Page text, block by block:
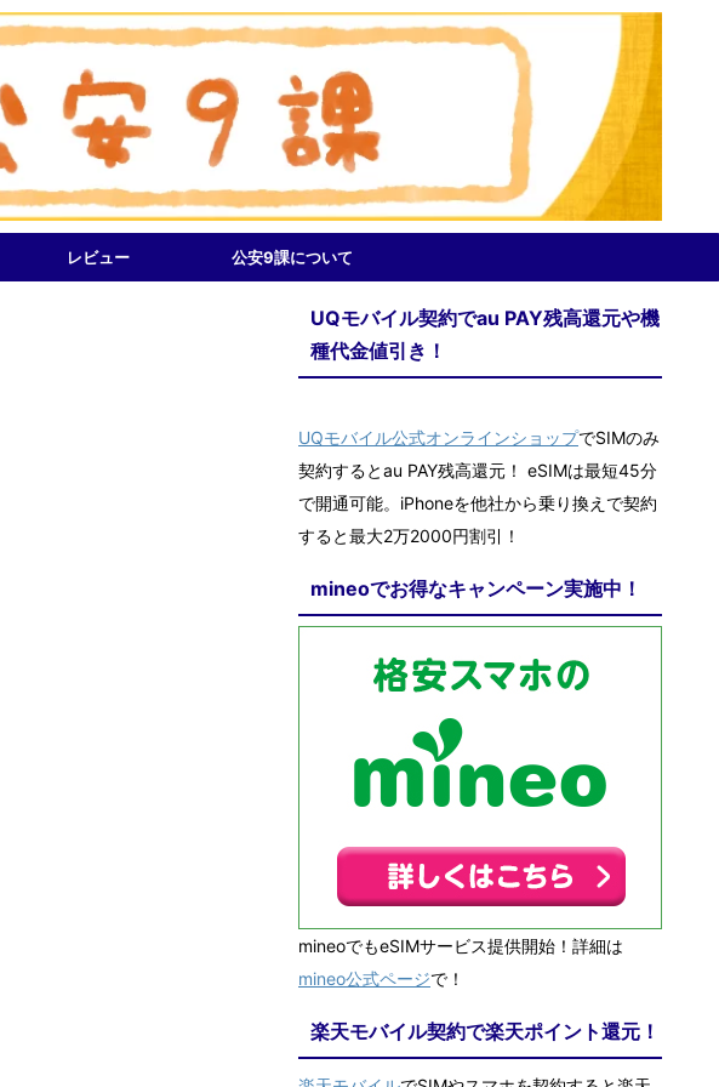
レビュー 公安9課について
UQモバイル契約でau PAY残高還元や機
種代金値引き！
UQモバイル公式オンラインショップでSIMのみ
契約するとau PAY残高還元！ eSIMは最短45分
で開通可能。iPhoneを他社から乗り換えで契約
すると最大2万2000円割引！
mineoでお得なキャンペーン実施中！
mineoでもeSIMサービス提供開始！詳細は
mineo公式ページで！
楽天モバイル契約で楽天ポイント還元！